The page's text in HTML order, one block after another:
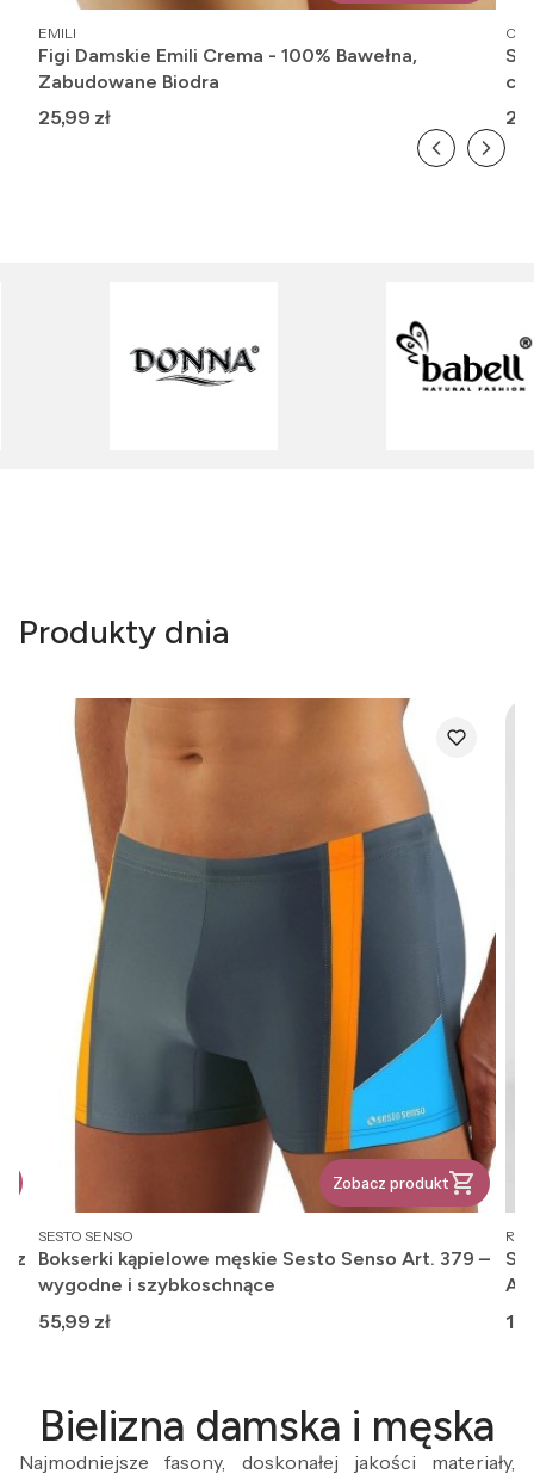
PRODUCENT
EMILI
Figi Damskie Emili Crema - 100% Bawełna,
Zabudowane Biodra
Cena
25,99 zł
Produkty dnia
z
Zobacz produkt
PRODUCENT
SESTO SENSO
Bokserki kąpielowe męskie Sesto Senso Art. 379 –
wygodne i szybkoschnące
Cena
55,99 zł
Bielizna damska i męska
Najmodniejsze fasony, doskonałej jakości materiały,